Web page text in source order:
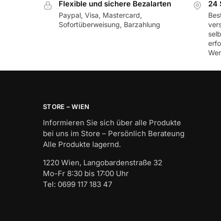
Flexible und sichere Bezalarten
Paypal, Visa, Mastercard,
Sofortüberweisung, Barzahlung
24
STORE – WIEN
Informieren Sie sich über alle Produkte
bei uns im Store – Persönlich Berateung
Alle Produkte lagernd.
1220 Wien, Langobardenstraße 32
Mo-Fr 8:30 bis 17:00 Uhr
Tel: 0699 117 183 47